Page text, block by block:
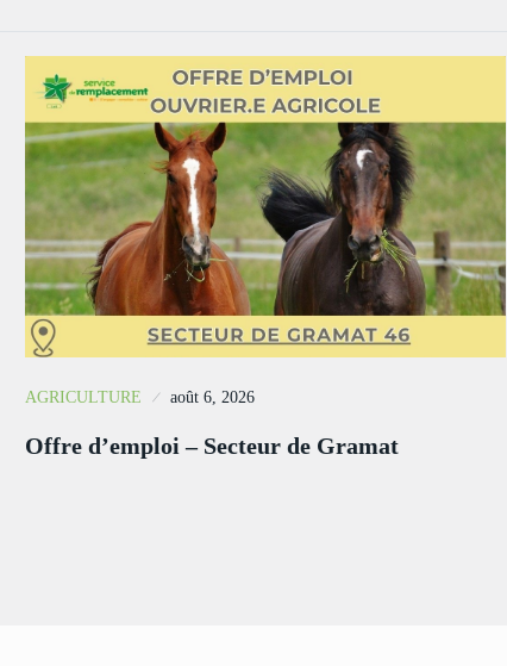
AGRICULTURE août 6, 2026
Offre d’emploi – Secteur de Gramat